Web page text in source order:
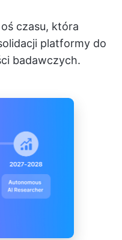
czasu, która
platformy do
badawczych.